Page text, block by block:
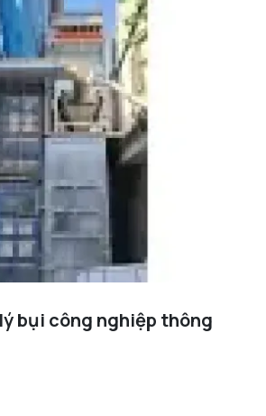
bụi công nghiệp thông